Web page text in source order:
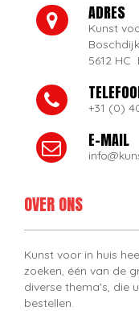
ADRES
Kunst
5612 HC
+31 (0)
E-MAIL
OVER ONS
Kunst voor in huis
zoeken, één van de
diverse thema's, die
bestellen.